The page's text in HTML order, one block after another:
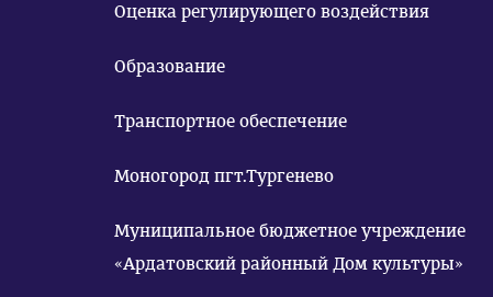
Оценка регулирующего воздействия
Образование
Транспортное обеспечение
Моногород пгт.Тургенево
Муниципальное бюджетное учреждение
«Ардатовский районный Дом культуры»